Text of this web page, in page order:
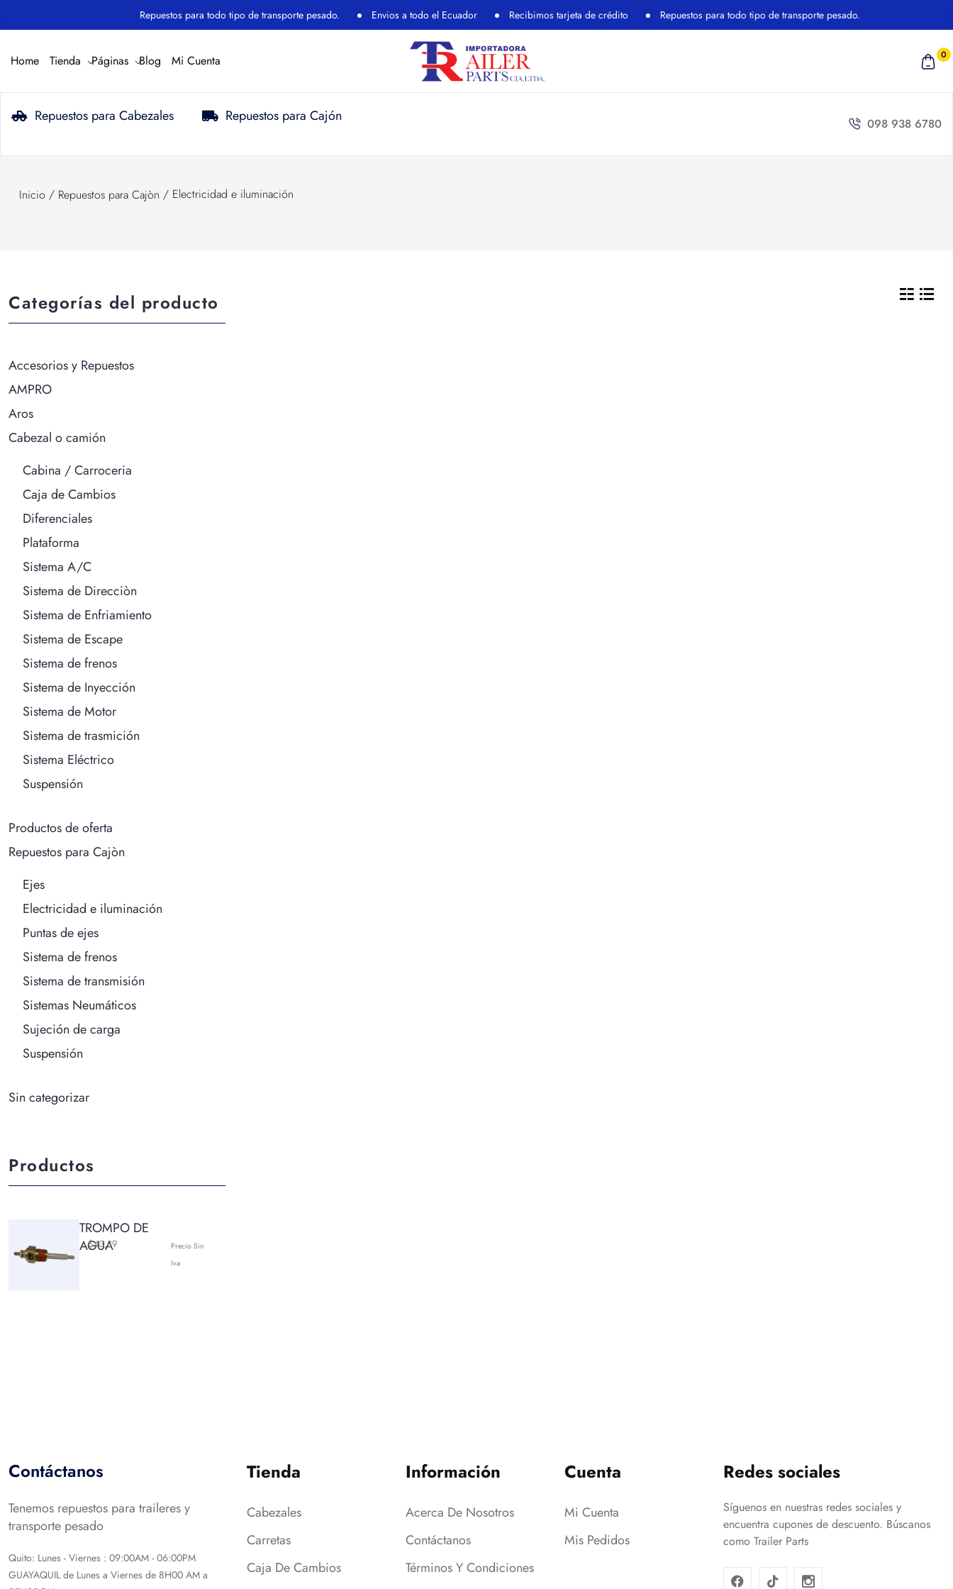
Repuestos para todo tipo de transporte pesado. Envios a todo el Ecuador Recibimos tarjeta de crédito Repuestos para todo tipo de transporte pesado.
Home Tienda Páginas Blog Mi Cuenta 0
Repuestos para Cabezales Repuestos para Cajón 098 938 6780
Inicio / Repuestos para Cajòn / Electricidad e iluminación
Categorías del producto
Accesorios y Repuestos
AMPRO
Aros
Cabezal o camión
Cabina / Carroceria
Caja de Cambios
Diferenciales
Plataforma
Sistema A/C
Sistema de Direcciòn
Sistema de Enfriamiento
Sistema de Escape
Sistema de frenos
Sistema de Inyección
Sistema de Motor
Sistema de trasmición
Sistema Eléctrico
Suspensión
Productos de oferta
Repuestos para Cajòn
Ejes
Electricidad e iluminación
Puntas de ejes
Sistema de frenos
Sistema de transmisión
Sistemas Neumáticos
Sujeción de carga
Suspensión
Sin categorizar
Productos
TROMPO DE
AGUA
$43,89
Precio Sin
Iva
Contáctanos
Tenemos repuestos para traileres y
transporte pesado
Quito: Lunes - Viernes : 09:00AM - 06:00PM
GUAYAQUIL de Lunes a Viernes de 8H00 AM a
Tienda
Cabezales
Carretas
Caja De Cambios
Información
Acerca De Nosotros
Contáctanos
Términos Y Condiciones
Cuenta
Mi Cuenta
Mis Pedidos
Redes sociales
Síguenos en nuestras redes sociales y
encuentra cupones de descuento. Búscanos
como Trailer Parts